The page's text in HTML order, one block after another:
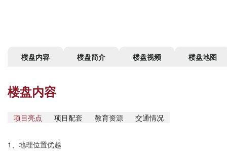
楼盘内容 楼盘简介 楼盘视频 楼盘地图
楼盘内容
项目亮点 项目配套 教育资源 交通情况
1、地理位置优越